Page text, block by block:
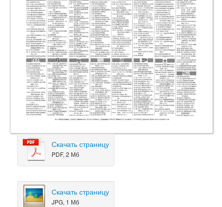
Скачать страницу
PDF, 2 Мб
Скачать страницу
JPG, 1 Мб